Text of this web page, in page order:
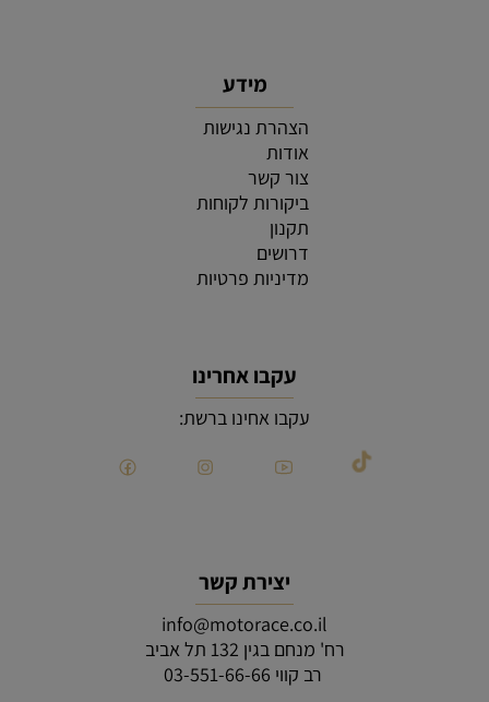
מידע
הצהרת נגישות
אודות
צור קשר
ביקורות לקוחות
תקנון
דרושים
מדיניות פרטיות
עקבו אחרינו
עקבו אחינו ברשת:
יצירת קשר
info@motorace.co.il
רח' מנחם בגין 132 תל אביב
רב קווי 03-551-66-66